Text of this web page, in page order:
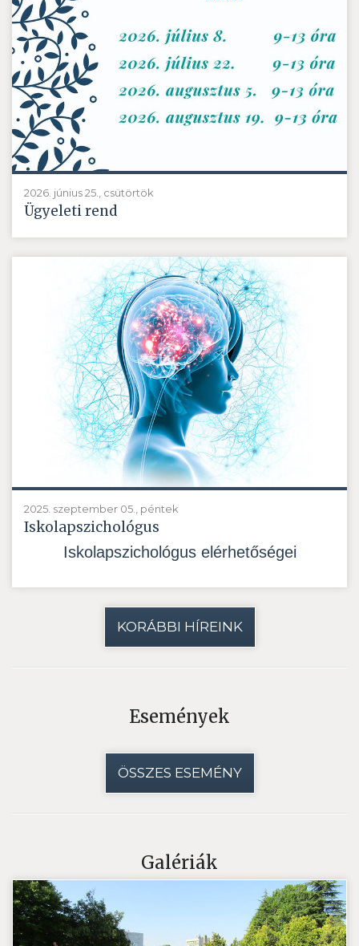
2026. június 25., csütörtök
Ügyeleti rend
2025. szeptember 05., péntek
Iskolapszichológus
Iskolapszichológus elérhetőségei
KORÁBBI HÍREINK
Események
ÖSSZES ESEMÉNY
Galériák